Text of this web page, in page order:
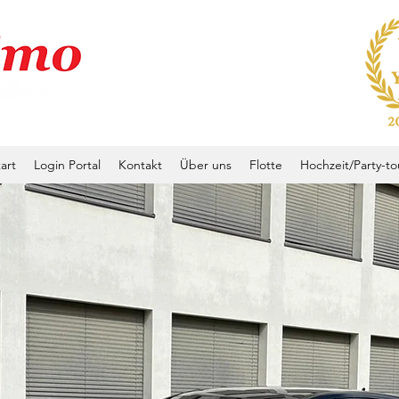
Login Portal Kontakt Über uns Flotte Hochzeit/Party-